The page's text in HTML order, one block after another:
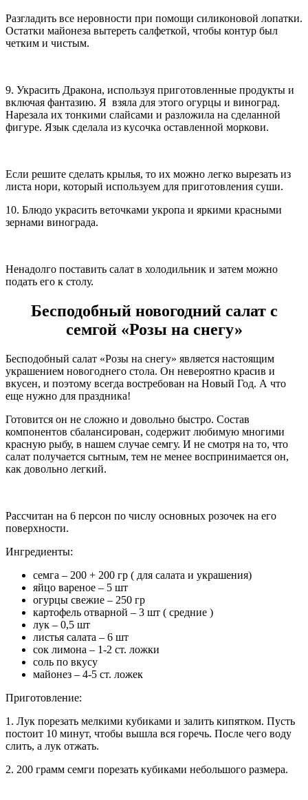
Разгладить все неровности при помощи силиконовой лопатки.
Остатки майонеза вытереть салфеткой, чтобы контур был
четким и чистым.
9. Украсить Дракона, используя приготовленные продукты и
включая фантазию. Я взяла для этого огурцы и виноград.
Нарезала их тонкими слайсами и разложила на сделанной
фигуре. Язык сделала из кусочка оставленной моркови.
Если решите сделать крылья, то их можно легко вырезать из
листа нори, который используем для приготовления суши.
10. Блюдо украсить веточками укропа и яркими красными
зернами винограда.
Ненадолго поставить салат в холодильник и затем можно
подать его к столу.
Бесподобный новогодний салат с
семгой «Розы на снегу»
Бесподобный салат «Розы на снегу» является настоящим
украшением новогоднего стола. Он невероятно красив и
вкусен, и поэтому всегда востребован на Новый Год. А что
еще нужно для праздника!
Готовится он не сложно и довольно быстро. Состав
компонентов сбалансирован, содержит любимую многими
красную рыбу, в нашем случае семгу. И не смотря на то, что
салат получается сытным, тем не менее воспринимается он,
как довольно легкий.
Рассчитан на 6 персон по числу основных розочек на его
поверхности.
Ингредиенты:
семга – 200 + 200 гр ( для салата и украшения)
яйцо вареное – 5 шт
огурцы свежие – 250 гр
картофель отварной – 3 шт ( средние )
лук – 0,5 шт
листья салата – 6 шт
сок лимона – 1-2 ст. ложки
соль по вкусу
майонез – 4-5 ст. ложек
Приготовление:
1. Лук порезать мелкими кубиками и залить кипятком. Пусть
постоит 10 минут, чтобы вышла вся горечь. После чего воду
слить, а лук отжать.
2. 200 грамм семги порезать кубиками небольшого размера.